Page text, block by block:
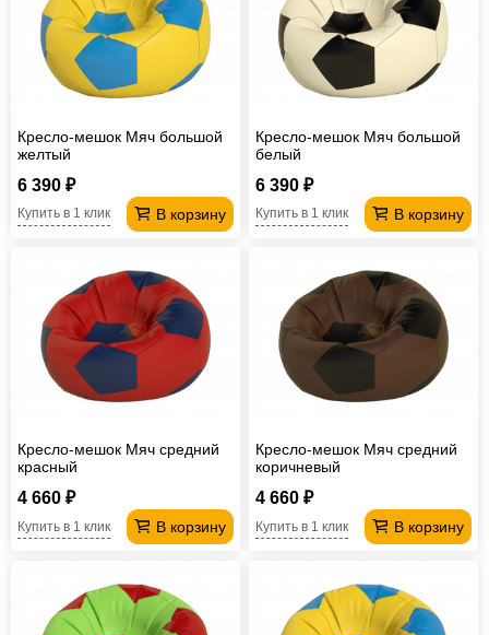
Кресло-мешок Мяч большой
желтый
6 390 ₽
В корзину
Купить в 1 клик
Кресло-мешок Мяч большой
белый
6 390 ₽
В корзину
Купить в 1 клик
Кресло-мешок Мяч средний
красный
4 660 ₽
В корзину
Купить в 1 клик
Кресло-мешок Мяч средний
коричневый
4 660 ₽
В корзину
Купить в 1 клик